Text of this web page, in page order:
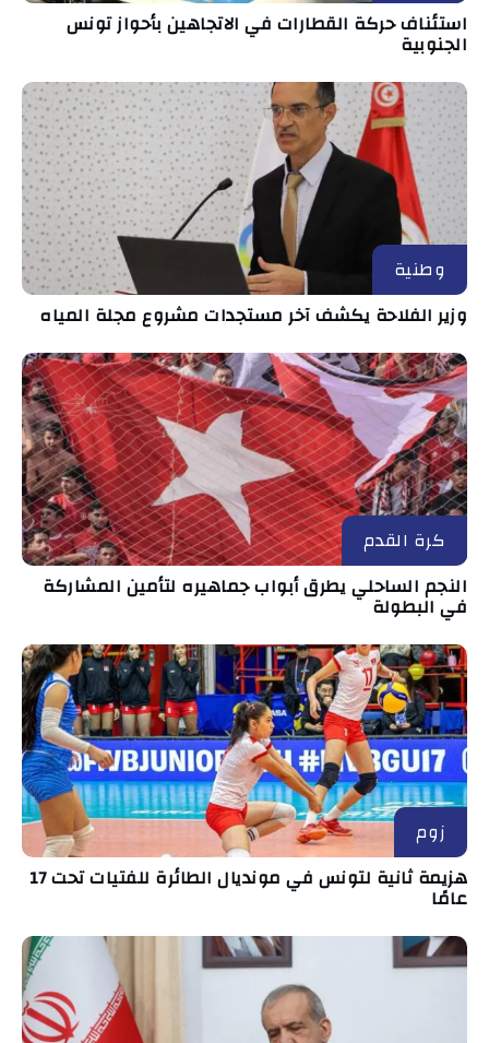
استئناف حركة القطارات في الاتجاهين بأحواز تونس
الجنوبية
وطنية
وزير الفلاحة يكشف آخر مستجدات مشروع مجلة المياه
كرة القدم
النجم الساحلي يطرق أبواب جماهيره لتأمين المشاركة
في البطولة
زوم
هزيمة ثانية لتونس في مونديال الطائرة للفتيات تحت 17
عامًا